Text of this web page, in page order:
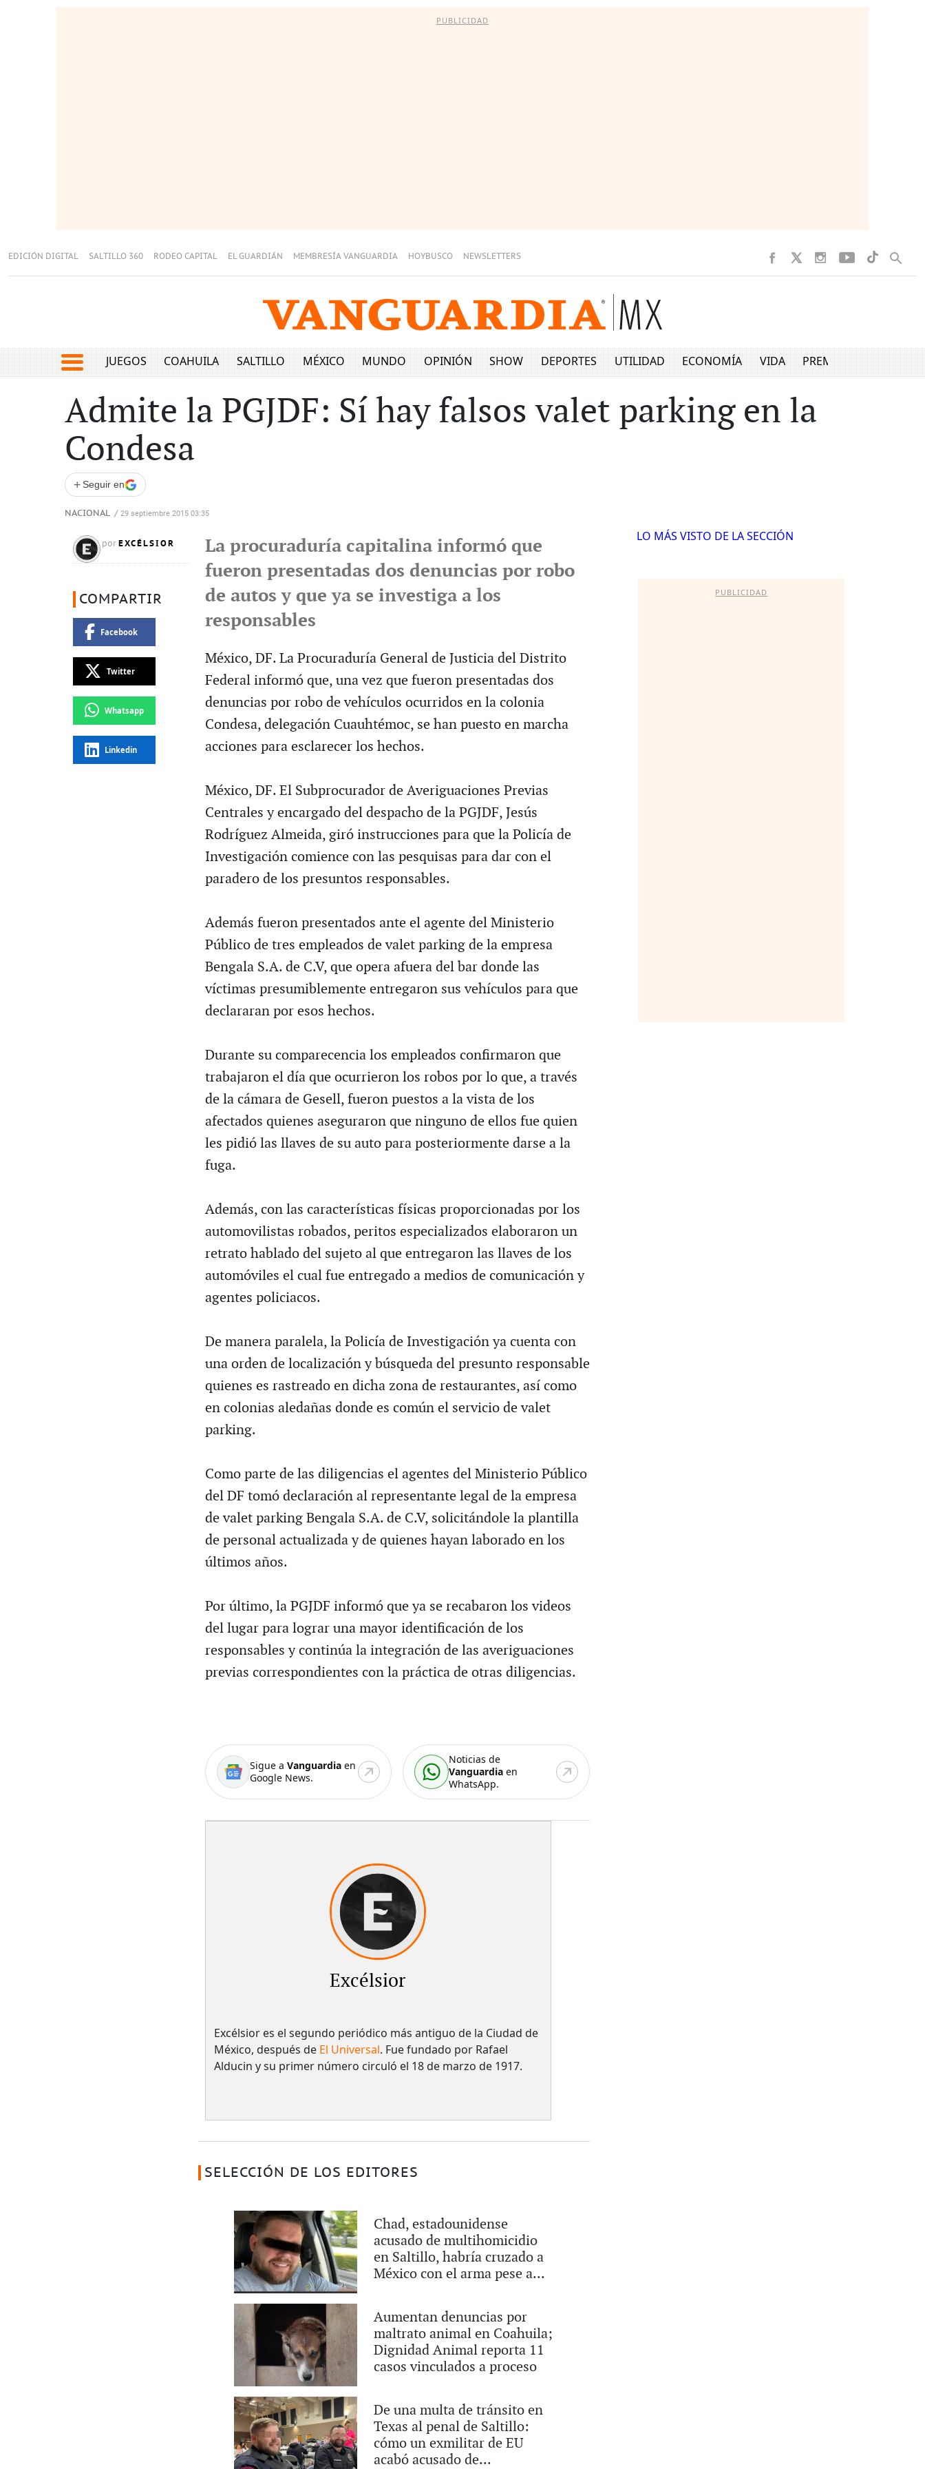
PUBLICIDAD
EDICIÓN DIGITAL SALTILLO 360 RODEO CAPITAL EL GUARDIÁN MEMBRESÍA VANGUARDIA HOYBUSCO NEWSLETTERS
JUEGOS COAHUILA SALTILLO MÉXICO MUNDO OPINIÓN SHOW DEPORTES UTILIDAD ECONOMÍA VIDA PREMIUM
Admite la PGJDF: Sí hay falsos valet parking en la
Condesa
+ Seguir en
NACIONAL / 29 septiembre 2015 03:35
por EXCÉLSIOR
COMPARTIR
Facebook
Twitter
Whatsapp
Linkedin
La procuraduría capitalina informó que
fueron presentadas dos denuncias por robo
de autos y que ya se investiga a los
responsables
México, DF. La Procuraduría General de Justicia del Distrito
Federal informó que, una vez que fueron presentadas dos
denuncias por robo de vehículos ocurridos en la colonia
Condesa, delegación Cuauhtémoc, se han puesto en marcha
acciones para esclarecer los hechos.
México, DF. El Subprocurador de Averiguaciones Previas
Centrales y encargado del despacho de la PGJDF, Jesús
Rodríguez Almeida, giró instrucciones para que la Policía de
Investigación comience con las pesquisas para dar con el
paradero de los presuntos responsables.
Además fueron presentados ante el agente del Ministerio
Público de tres empleados de valet parking de la empresa
Bengala S.A. de C.V, que opera afuera del bar donde las
víctimas presumiblemente entregaron sus vehículos para que
declararan por esos hechos.
Durante su comparecencia los empleados confirmaron que
trabajaron el día que ocurrieron los robos por lo que, a través
de la cámara de Gesell, fueron puestos a la vista de los
afectados quienes aseguraron que ninguno de ellos fue quien
les pidió las llaves de su auto para posteriormente darse a la
fuga.
Además, con las características físicas proporcionadas por los
automovilistas robados, peritos especializados elaboraron un
retrato hablado del sujeto al que entregaron las llaves de los
automóviles el cual fue entregado a medios de comunicación y
agentes policiacos.
De manera paralela, la Policía de Investigación ya cuenta con
una orden de localización y búsqueda del presunto responsable
quienes es rastreado en dicha zona de restaurantes, así como
en colonias aledañas donde es común el servicio de valet
parking.
Como parte de las diligencias el agentes del Ministerio Público
del DF tomó declaración al representante legal de la empresa
de valet parking Bengala S.A. de C.V, solicitándole la plantilla
de personal actualizada y de quienes hayan laborado en los
últimos años.
Por último, la PGJDF informó que ya se recabaron los videos
del lugar para lograr una mayor identificación de los
responsables y continúa la integración de las averiguaciones
previas correspondientes con la práctica de otras diligencias.
Sigue a Vanguardiaen
Google News.
Noticias de
Vanguardia en
WhatsApp.
Excélsior
Excélsior es el segundo periódico más antiguo de la Ciudad de
México, después de El Universal. Fue fundado por Rafael
Alducin y su primer número circuló el 18 de marzo de 1917.
SELECCIÓN DE LOS EDITORES
Chad, estadounidense
acusado de multihomicidio
en Saltillo, habría cruzado a
México con el arma pese a...
Aumentan denuncias por
maltrato animal en Coahuila;
Dignidad Animal reporta 11
casos vinculados a proceso
De una multa de tránsito en
Texas al penal de Saltillo:
cómo un exmilitar de EU
acabó acusado de...
LO MÁS VISTO DE LA SECCIÓN
PUBLICIDAD